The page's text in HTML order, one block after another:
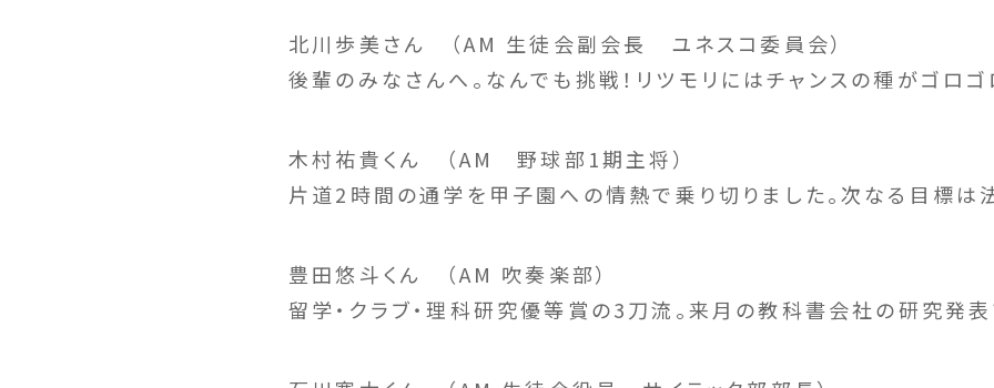
北川歩美さん （AM 生徒会副会長 ユネスコ委員会）
後輩のみなさんへ。なんでも挑戦！リツモリにはチャンスの種がゴロゴ
木村祐貴くん （AM 野球部1期主将）
片道2時間の通学を甲子園への情熱で乗り切りました。次なる目標は
豊田悠斗くん （AM 吹奏楽部）
留学・クラブ・理科研究優等賞の3刀流。来月の教科書会社の研究発表